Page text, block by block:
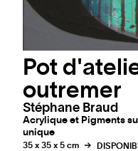
Pot
outremer
Stéphane Braud
Acrylique et Pigments
unique
35 x 35 x 5 cm